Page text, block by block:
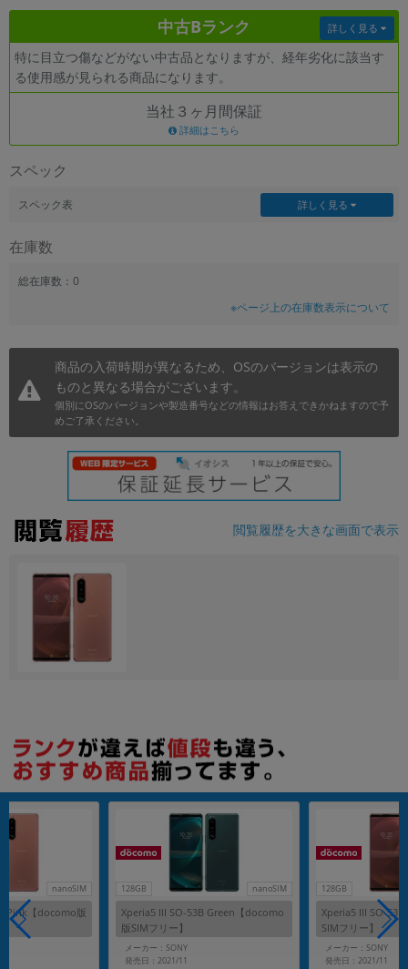
中古Bランク
特に目立つ傷などがない中古品となりますが、経年劣化に該当す
る使用感が見られる商品になります。
詳しく見る
当社３ヶ月間保証
詳細はこちら
スペック
スペック表 詳しく見る
在庫数
総在庫数：0
※ページ上の在庫数表示について
商品の入荷時期が異なるため、OSのバージョンは表示の
ものと異なる場合がございます。
個別にOSのバージョンや製造番号などの情報はお答えできかねますので予
めご了承ください。
閲覧履歴を大きな画面で表示
nanoSIM
Pink【docomo版
128GB nanoSIM
Xperia5 III SO-53B Green【docomo
版SIMフリー】
メーカー：SONY
発売日：2021/11
128GB
Xperia5 III SO-
SIMフリー】
メーカー：SONY
発売日：2021/11
CPUの絞り込み
OS
メモリ
円 ～ 円
各項目のチェックボックスは「or検索」となります。
ただし機能別のみ「and検索」となります。